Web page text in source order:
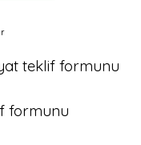
teklif formunu
formunu